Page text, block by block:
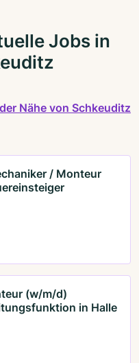
Jobs in
Nähe von Schkeuditz
/ Monteur
(w/m/d)
in Halle